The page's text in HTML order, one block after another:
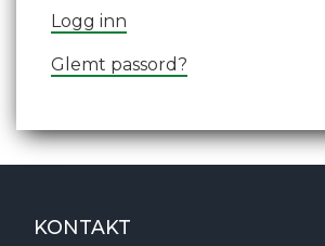
Logg inn
Glemt passord?
KONTAKT